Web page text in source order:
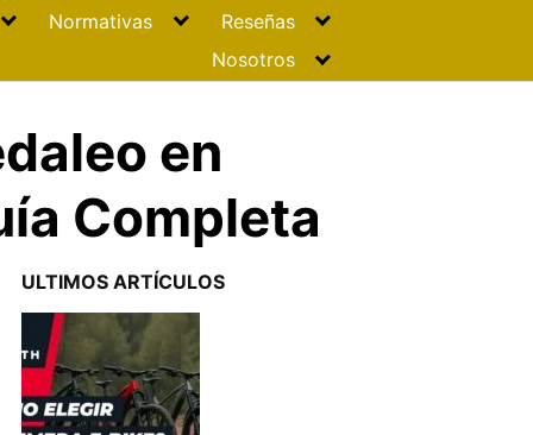
Normativas
Reseñas
Nosotros
en
Completa
ULTIMOS ARTÍCULOS